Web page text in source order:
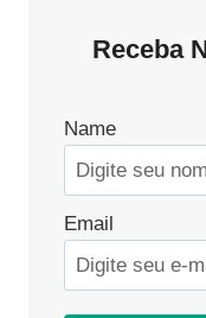
Receba
Name
Email